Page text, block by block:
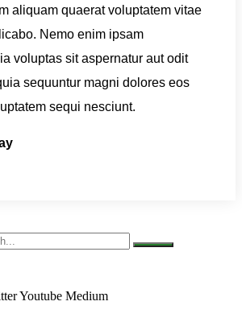
aliquam quaerat voluptatem vitae
Nemo enim ipsam
voluptas sit aspernatur aut odit
sequuntur magni dolores eos
sequi nesciunt.
Youtube Medium